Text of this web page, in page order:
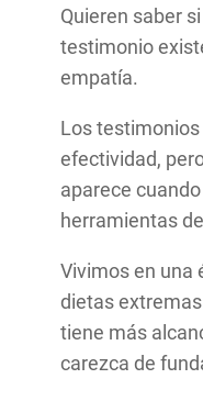
Quieren saber
testimonio
empatía.
Los
efectividad,
aparece
herramientas
Vivimos en una
dietas
tiene más
carezca de